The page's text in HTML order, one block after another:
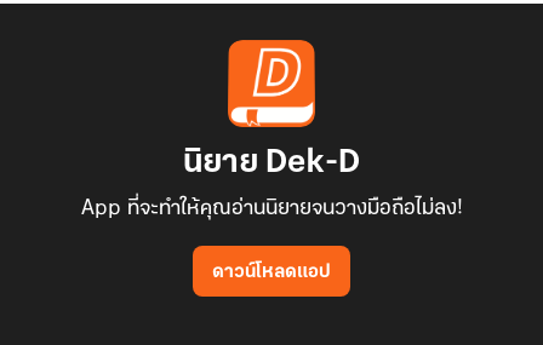
นิยาย Dek-D
App ที่จะทำให้คุณอ่านนิยายจนวางมือถือไม่ลง!
ดาวน์โหลดแอป